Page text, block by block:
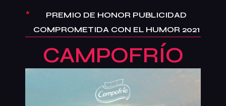
*
PREMIO DE HONOR PUBLICIDAD
COMPROMETIDA CON EL HUMOR 2021
CAMPOFRÍO